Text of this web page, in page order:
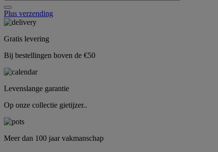
Plus verzending
Gratis levering
Bij bestellingen boven de €50
Levenslange garantie
Op onze collectie gietijzer..
Meer dan 100 jaar vakmanschap